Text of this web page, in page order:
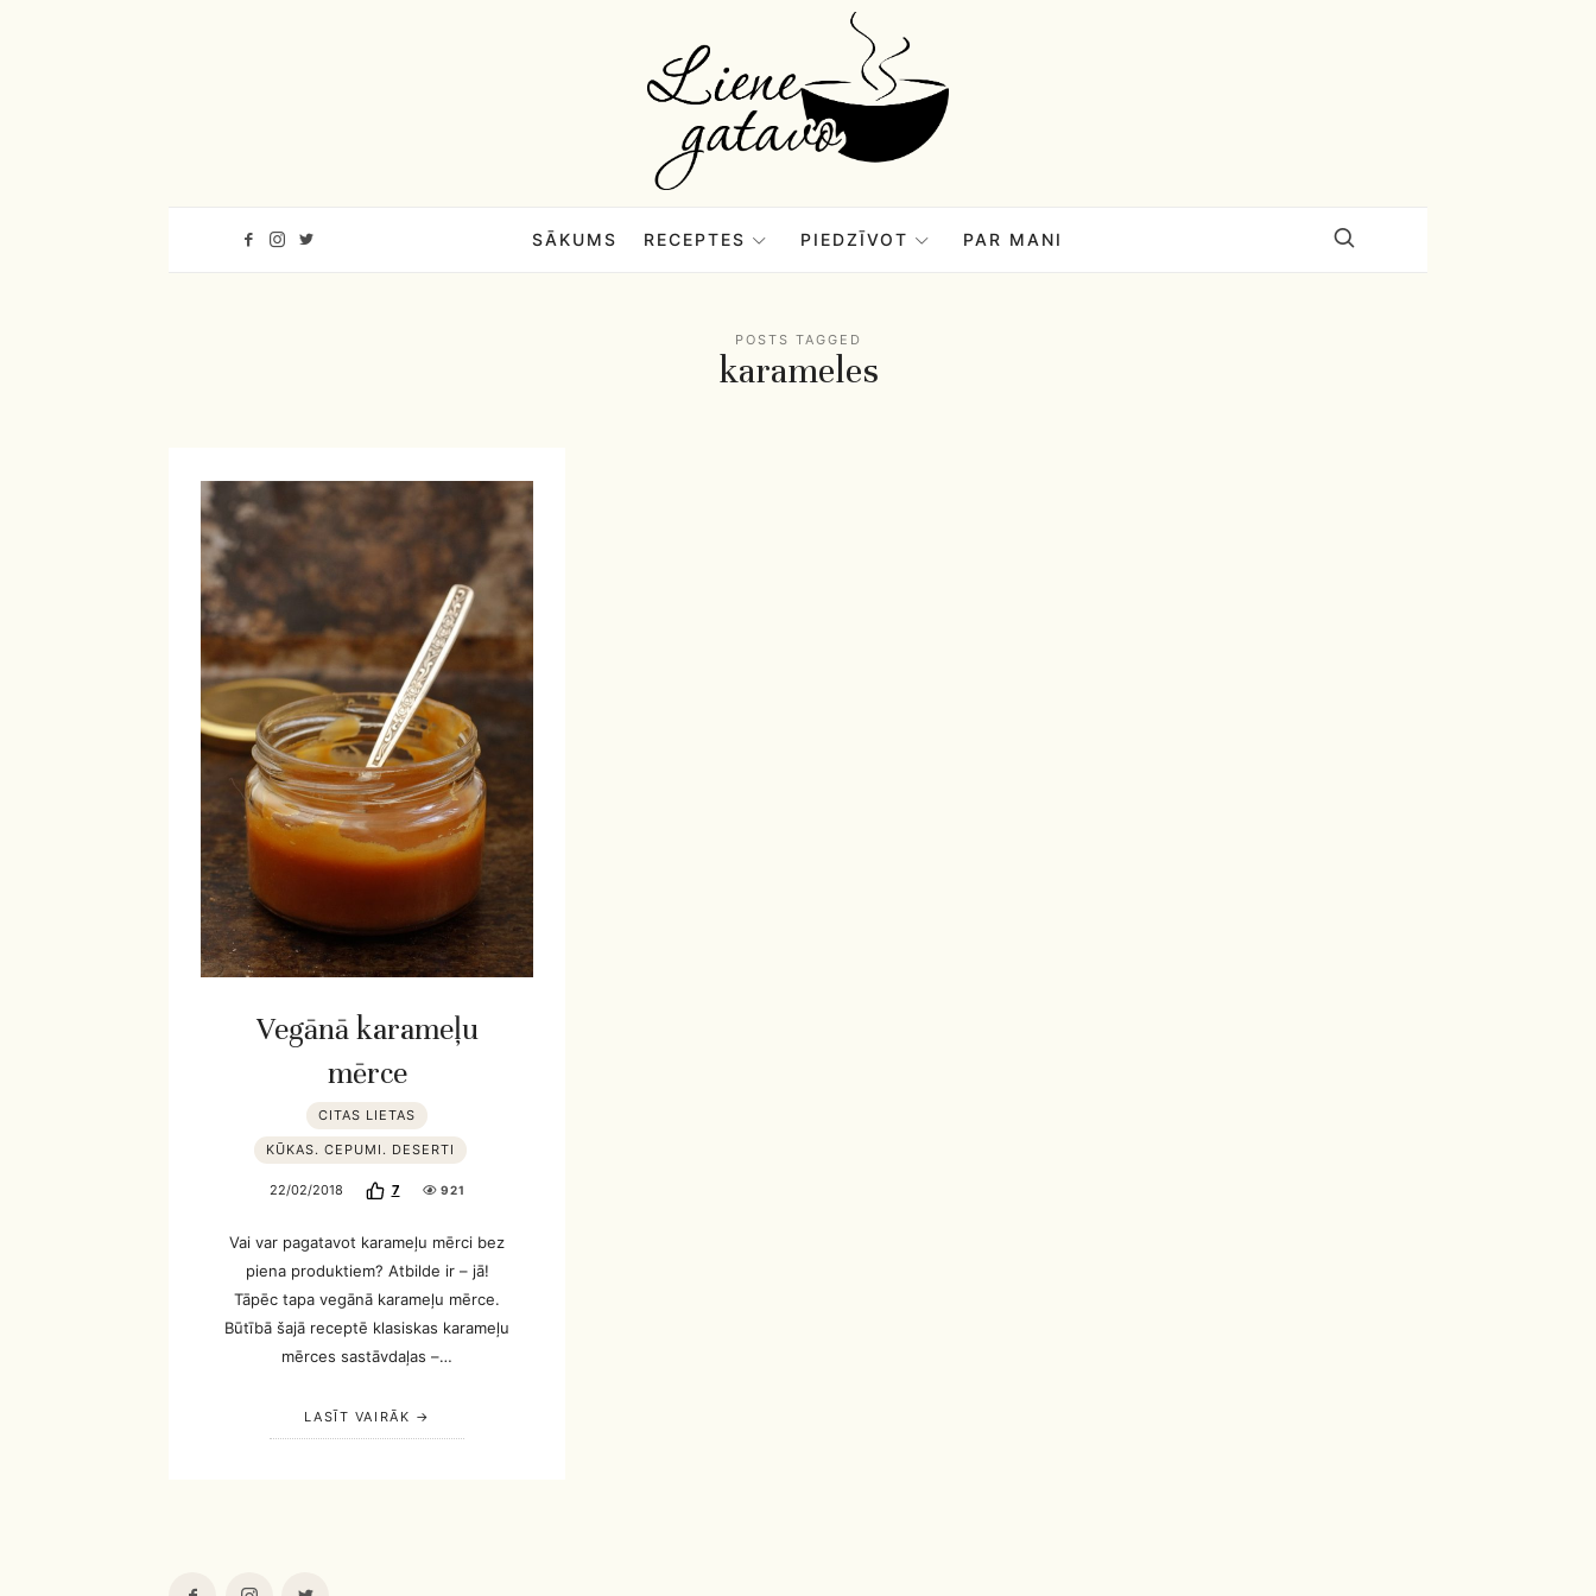
Liene
Gatavo
–
Mana
SĀKUMS RECEPTES PIEDZĪVOT PAR MANI
POSTS TAGGED
karameles
Vegānā karameļu
mērce
CITAS LIETAS
KŪKAS. CEPUMI. DESERTI
22/02/2018 7 921
Vai var pagatavot karameļu mērci bez
piena produktiem? Atbilde ir – jā!
Tāpēc tapa vegānā karameļu mērce.
Būtībā šajā receptē klasiskas karameļu
mērces sastāvdaļas –…
LASĪT VAIRĀK